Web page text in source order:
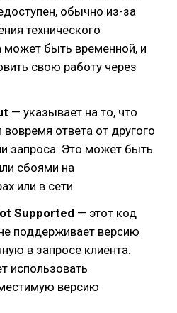
обычно из-за
технического
быть временной, и
свою работу через
— указывает на то, что
ответа от другого
запроса. Это может быть
сбоями на
или в сети.
Supported — этот код
поддерживает версию
в запросе клиента.
использовать
версию